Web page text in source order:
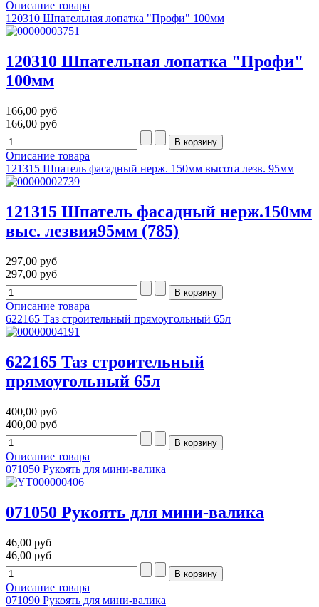
Описание товара
120310 Шпательная лопатка "Профи" 100мм
120310 Шпательная лопатка "Профи"
100мм
166,00 руб
166,00 руб
Описание товара
121315 Шпатель фасадный нерж. 150мм высота лезв. 95мм
121315 Шпатель фасадный нерж.150мм
выс. лезвия95мм (785)
297,00 руб
297,00 руб
Описание товара
622165 Таз строительный прямоугольный 65л
622165 Таз строительный
прямоугольный 65л
400,00 руб
400,00 руб
Описание товара
071050 Рукоять для мини-валика
071050 Рукоять для мини-валика
46,00 руб
46,00 руб
Описание товара
071090 Рукоять для мини-валика